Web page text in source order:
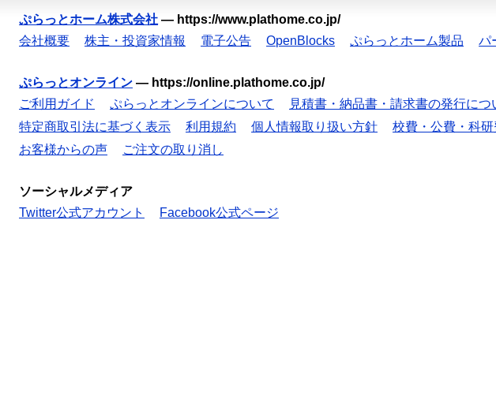
ぷらっとホーム株式会社 — https://www.plathome.co.jp/
会社概要
株主・投資家情報 電子公告 OpenBlocks ぷらっとホーム製品 パ
ぷらっとオンライン — https://online.plathome.co.jp/
ご利用ガイド
ぷらっとオンラインについて 見積書・納品書・請求書の発行につ
特定商取引法に基づく表示
利用規約 個人情報取り扱い方針 校費・公費・科
お客様からの声
ご注文の取り消し
ソーシャルメディア
Twitter公式アカウント
Facebook公式ページ